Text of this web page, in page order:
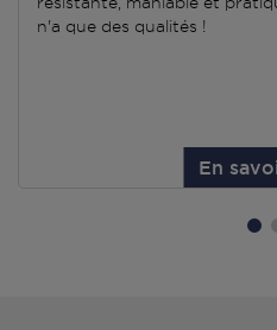
n'a que des qualités !
En